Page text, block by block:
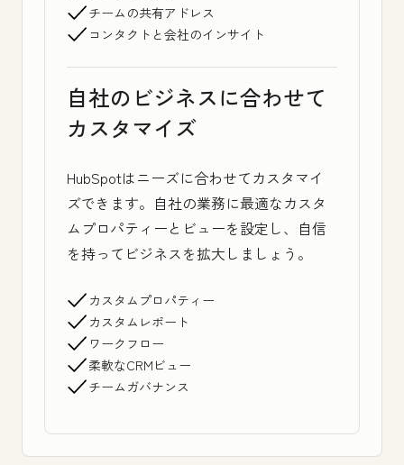
チームの共有アドレス
コンタクトと会社のインサイト
自社のビジネスに合わせて
カスタマイズ
HubSpotはニーズに合わせてカスタマイ
ズできます。自社の業務に最適なカスタ
ムプロパティーとビューを設定し、自信
を持ってビジネスを拡大しましょう。
カスタムプロパティー
カスタムレポート
ワークフロー
柔軟なCRMビュー
チームガバナンス